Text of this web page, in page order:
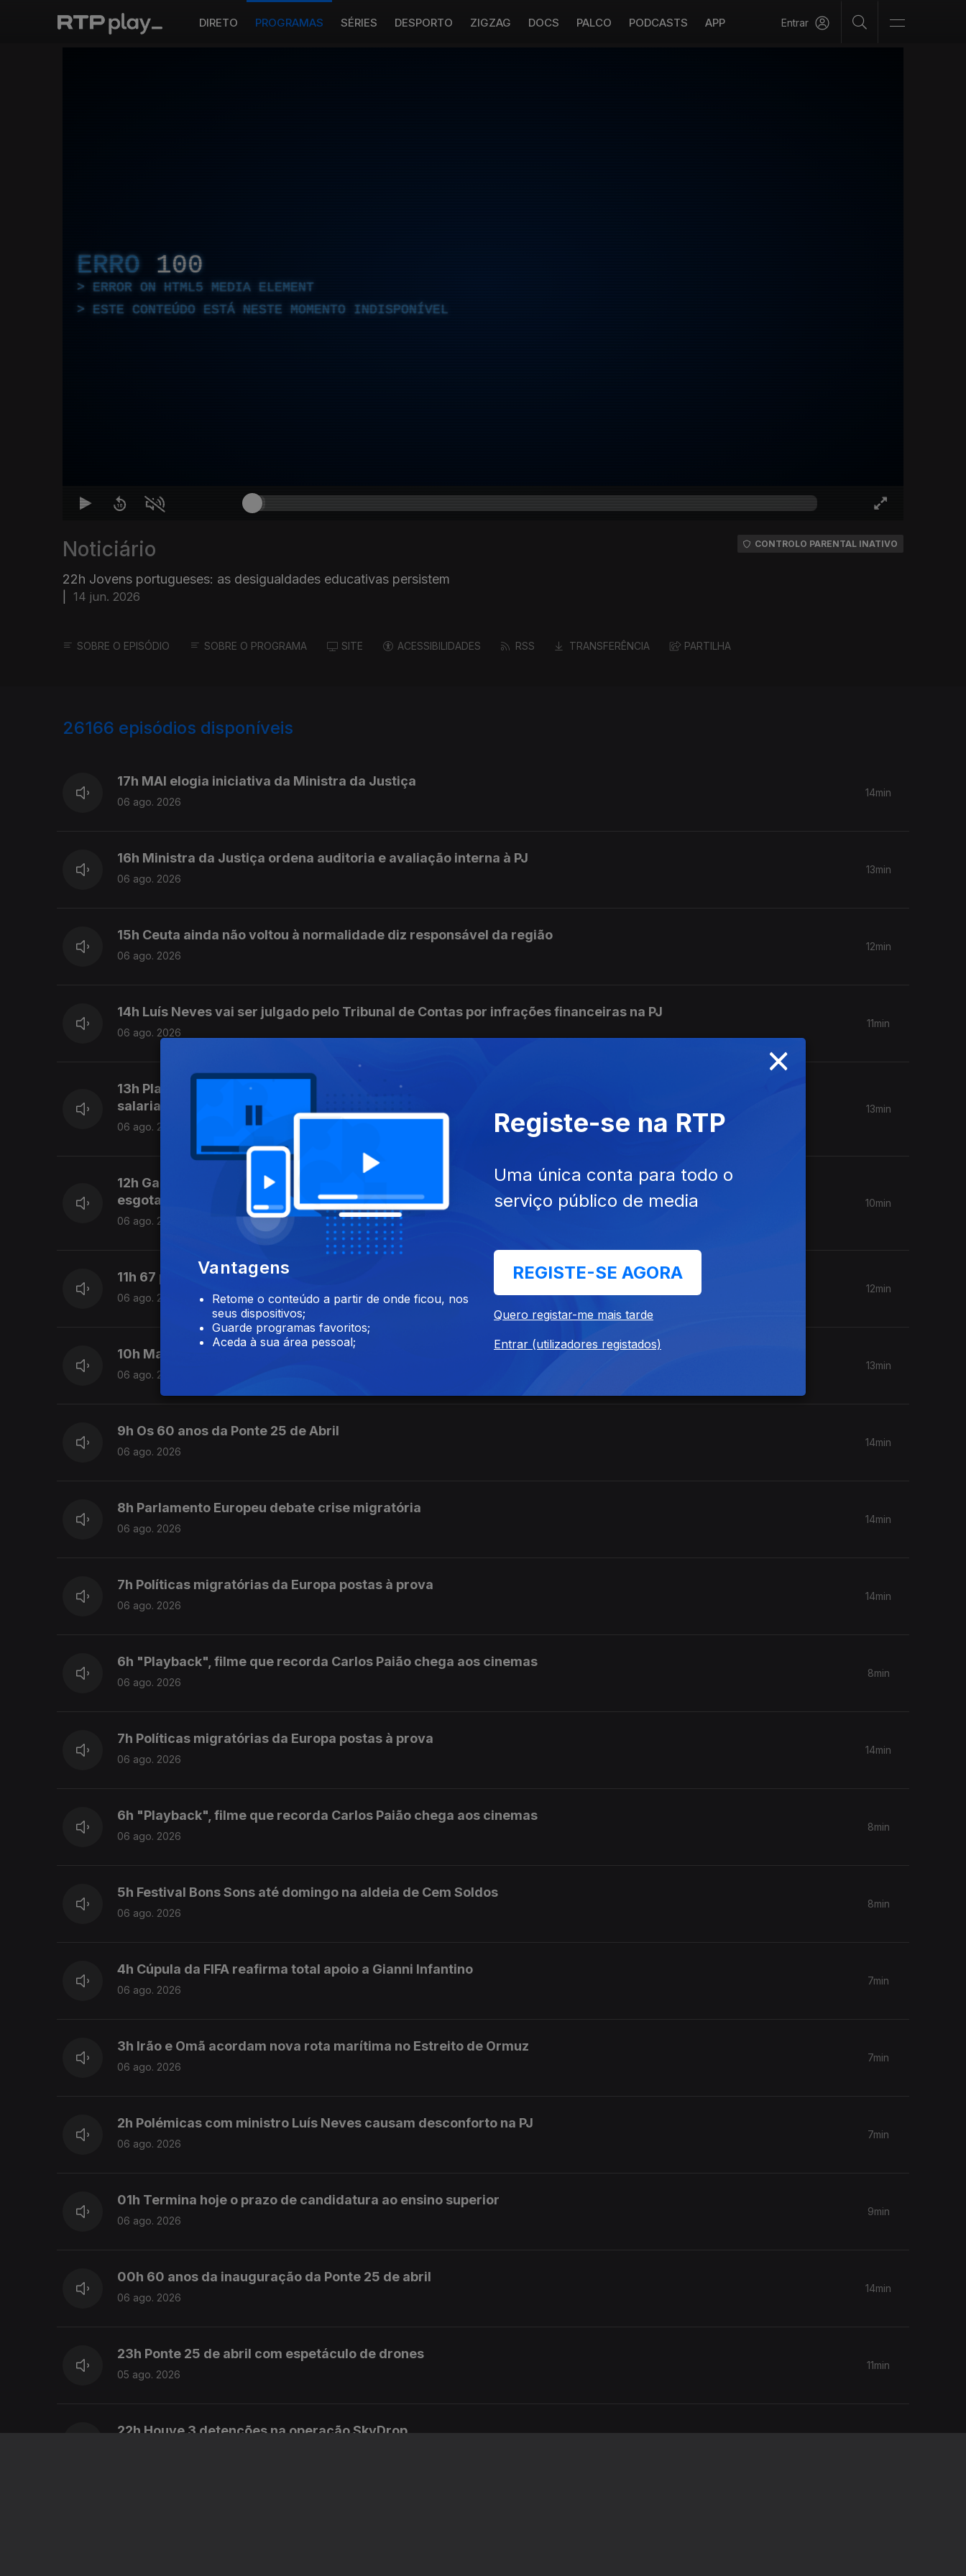
DIRETO PROGRAMAS SÉRIES DESPORTO ZIGZAG DOCS PALCO PODCASTS APP Entrar
ERRO 100
ERROR ON HTML5 MEDIA ELEMENT
ESTE CONTEÚDO ESTÁ NESTE MOMENTO INDISPONÍVEL
Noticiário
22h Jovens portugueses: as desigualdades educativas persistem
14 jun. 2026
CONTROLO PARENTAL INATIVO
SOBRE O EPISÓDIO SOBRE O PROGRAMA SITE ACESSIBILIDADES RSS TRANSFERÊNCIA PARTILHA
26166 episódios disponíveis
17h MAI elogia iniciativa da Ministra da Justiça
06 ago. 2026
14min
16h Ministra da Justiça ordena auditoria e avaliação interna à PJ
06 ago. 2026
13min
15h Ceuta ainda não voltou à normalidade diz responsável da região
06 ago. 2026
12min
14h Luís Neves vai ser julgado pelo Tribunal de Contas por infrações financeiras na PJ
06 ago. 2026
11min
13h Plataforma para os Direitos das Mulheres saúda penalizações para discriminação
salarial
06 ago. 2026
13min
12h Garrafas e latas sem o símbolo Volta vão poder continuar a ser vendidas até ao
esgotamento do stock
06 ago. 2026
10min
11h 67 pessoas realojadas devido ao mau tempo nos Açores
06 ago. 2026
12min
10h Mau tempo na Ilha da Terceira
06 ago. 2026
13min
9h Os 60 anos da Ponte 25 de Abril
06 ago. 2026
14min
8h Parlamento Europeu debate crise migratória
06 ago. 2026
14min
7h Políticas migratórias da Europa postas à prova
06 ago. 2026
14min
6h "Playback", filme que recorda Carlos Paião chega aos cinemas
06 ago. 2026
8min
7h Políticas migratórias da Europa postas à prova
06 ago. 2026
14min
6h "Playback", filme que recorda Carlos Paião chega aos cinemas
06 ago. 2026
8min
5h Festival Bons Sons até domingo na aldeia de Cem Soldos
06 ago. 2026
8min
4h Cúpula da FIFA reafirma total apoio a Gianni Infantino
06 ago. 2026
7min
3h Irão e Omã acordam nova rota marítima no Estreito de Ormuz
06 ago. 2026
7min
2h Polémicas com ministro Luís Neves causam desconforto na PJ
06 ago. 2026
7min
01h Termina hoje o prazo de candidatura ao ensino superior
06 ago. 2026
9min
00h 60 anos da inauguração da Ponte 25 de abril
06 ago. 2026
14min
23h Ponte 25 de abril com espetáculo de drones
05 ago. 2026
11min
22h Houve 3 detenções na operação SkyDrop
×
Vantagens
Retome o conteúdo a partir de onde ficou, nos
seus dispositivos;
Guarde programas favoritos;
Aceda à sua área pessoal;
Registe-se na RTP
Uma única conta para todo o
serviço público de media
REGISTE-SE AGORA
Quero registar-me mais tarde
Entrar (utilizadores registados)